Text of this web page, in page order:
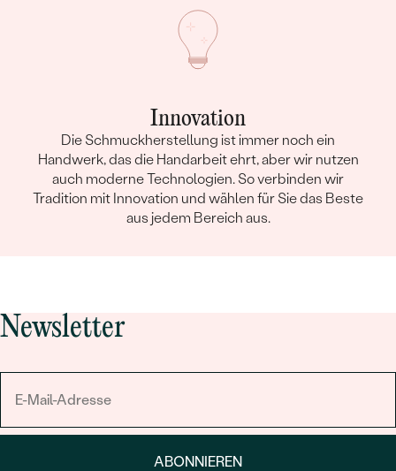
Innovation
Die Schmuckherstellung ist immer noch ein
Handwerk, das die Handarbeit ehrt, aber wir nutzen
auch moderne Technologien. So verbinden wir
Tradition mit Innovation und wählen für Sie das Beste
aus jedem Bereich aus.
Newsletter
ABONNIEREN